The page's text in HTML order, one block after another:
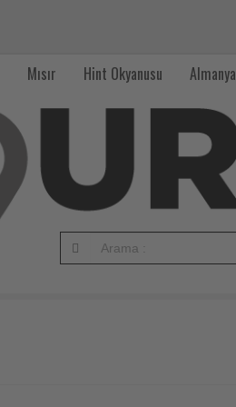
Mısır Hint Okyanusu Almanya